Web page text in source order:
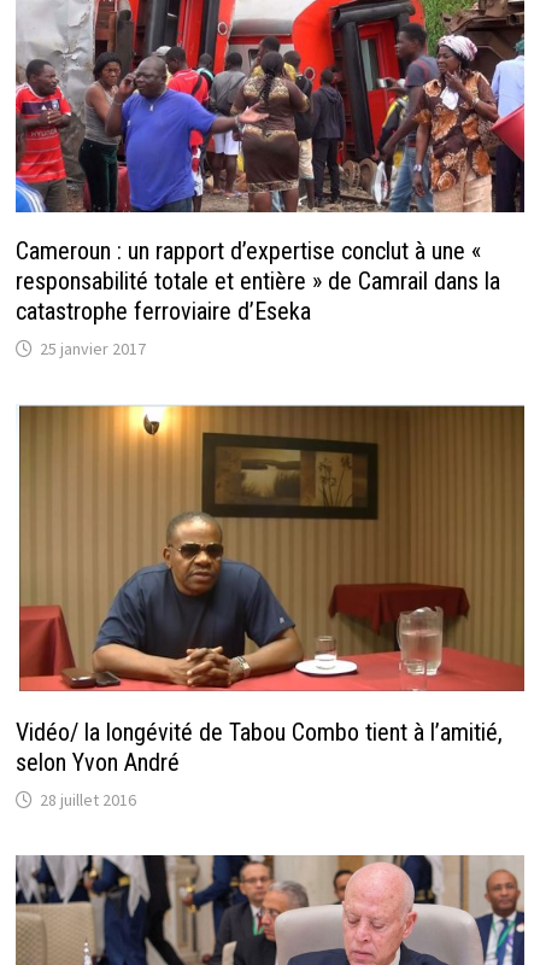
Cameroun : un rapport d’expertise conclut à une «
responsabilité totale et entière » de Camrail dans la
catastrophe ferroviaire d’Eseka
25 janvier 2017
Vidéo/ la longévité de Tabou Combo tient à l’amitié,
selon Yvon André
28 juillet 2016